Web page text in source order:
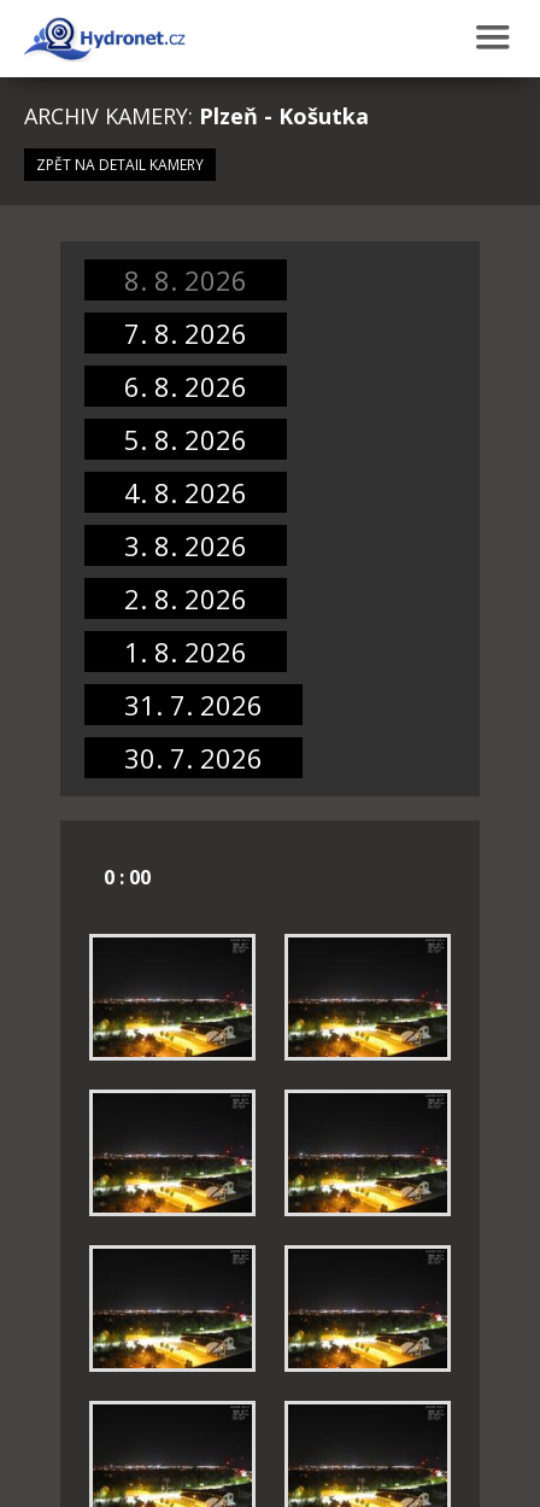
ARCHIV KAMERY: Plzeň - Košutka
ZPĚT NA DETAIL KAMERY
8. 8. 2026
7. 8. 2026
6. 8. 2026
5. 8. 2026
4. 8. 2026
3. 8. 2026
2. 8. 2026
1. 8. 2026
31. 7. 2026
30. 7. 2026
0 : 00